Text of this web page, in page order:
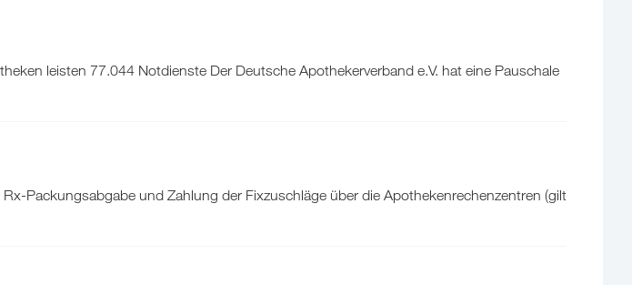
leisten 77.044 Notdienste Der Deutsche Apothekerverband e.V. hat eine Pauschale
Packungsabgabe und Zahlung der Fixzuschläge über die Apothekenrechenzentren (gilt